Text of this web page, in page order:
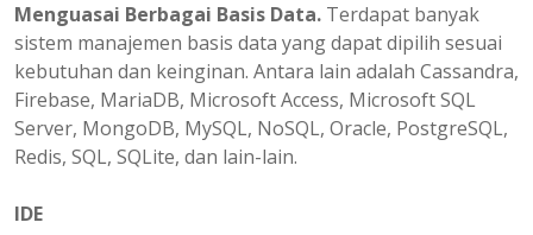
Menguasai Berbagai Basis Data. Terdapat banyak
sistem manajemen basis data yang dapat dipilih sesuai
kebutuhan dan keinginan. Antara lain adalah Cassandra,
Firebase, MariaDB, Microsoft Access, Microsoft SQL
Server, MongoDB, MySQL, NoSQL, Oracle, PostgreSQL,
Redis, SQL, SQLite, dan lain-lain.
IDE